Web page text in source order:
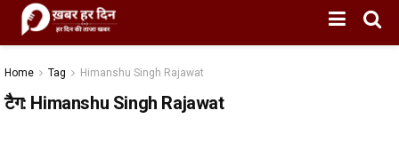
Home Tag Himanshu Singh Rajawat
टैग: Himanshu Singh Rajawat